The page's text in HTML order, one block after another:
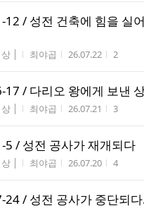
12 / 성전 건축에 힘을 실
│ 작성자
최야곱 작성시간
26.07.22 조회수
2
17 / 다리오 왕에게 보낸
│ 작성자
최야곱 작성시간
26.07.21 조회수
3
5 / 성전 공사가 재개되다
│ 작성자
최야곱 작성시간
26.07.20 조회수
4
24 / 성전 공사가 중단되